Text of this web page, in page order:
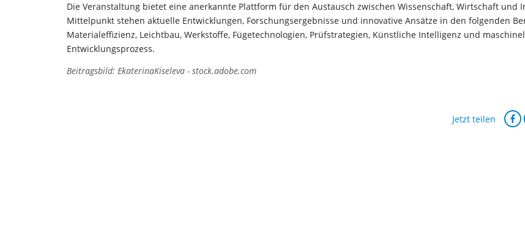
Die Veranstaltung bietet eine anerkannte Plattform für den Austausch zwischen Wissenschaft, Wirtschaft und
Mittelpunkt stehen aktuelle Entwicklungen, Forschungsergebnisse und innovative Ansätze in den folgenden
Materialeffizienz, Leichtbau, Werkstoffe, Fügetechnologien, Prüfstrategien, Künstliche Intelligenz und
Entwicklungsprozess.
Beitragsbild: EkaterinaKiseleva - stock.adobe.com
Jetzt teilen